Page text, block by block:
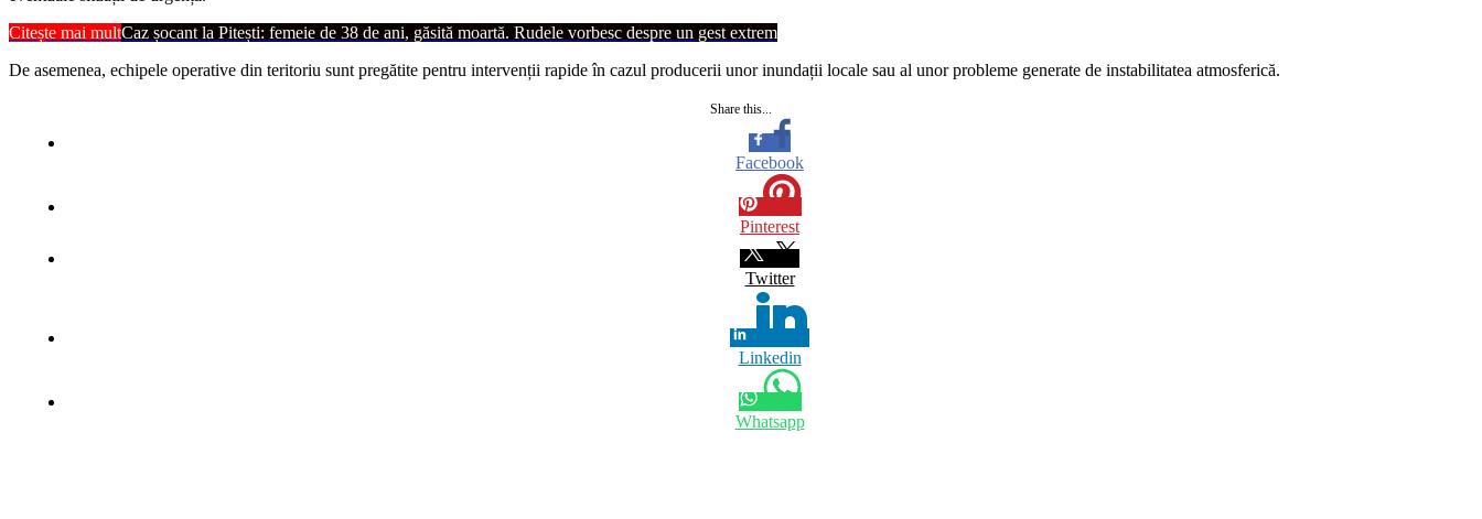
Citește mai multCaz șocant la Pitești: femeie de 38 de ani, găsită moartă. Rudele vorbesc despre un gest extrem
De asemenea, echipele operative din teritoriu sunt pregătite pentru intervenții rapide în cazul producerii unor inundații locale sau al unor probleme generate de instabilitatea atmosferică.
Share this...
Facebook
Pinterest
Twitter
Linkedin
Whatsapp